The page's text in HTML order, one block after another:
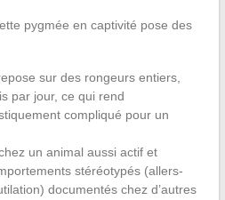
pygmée en captivité pose des
sur des rongeurs entiers,
par jour, ce qui rend
compliqué pour un
un animal aussi actif et
stéréotypés (allers-
documentés chez d’autres